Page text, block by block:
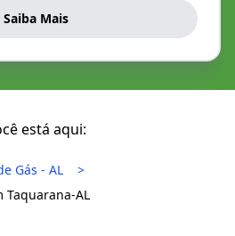
Saiba Mais
está aqui:
Gás - AL
Taquarana-AL